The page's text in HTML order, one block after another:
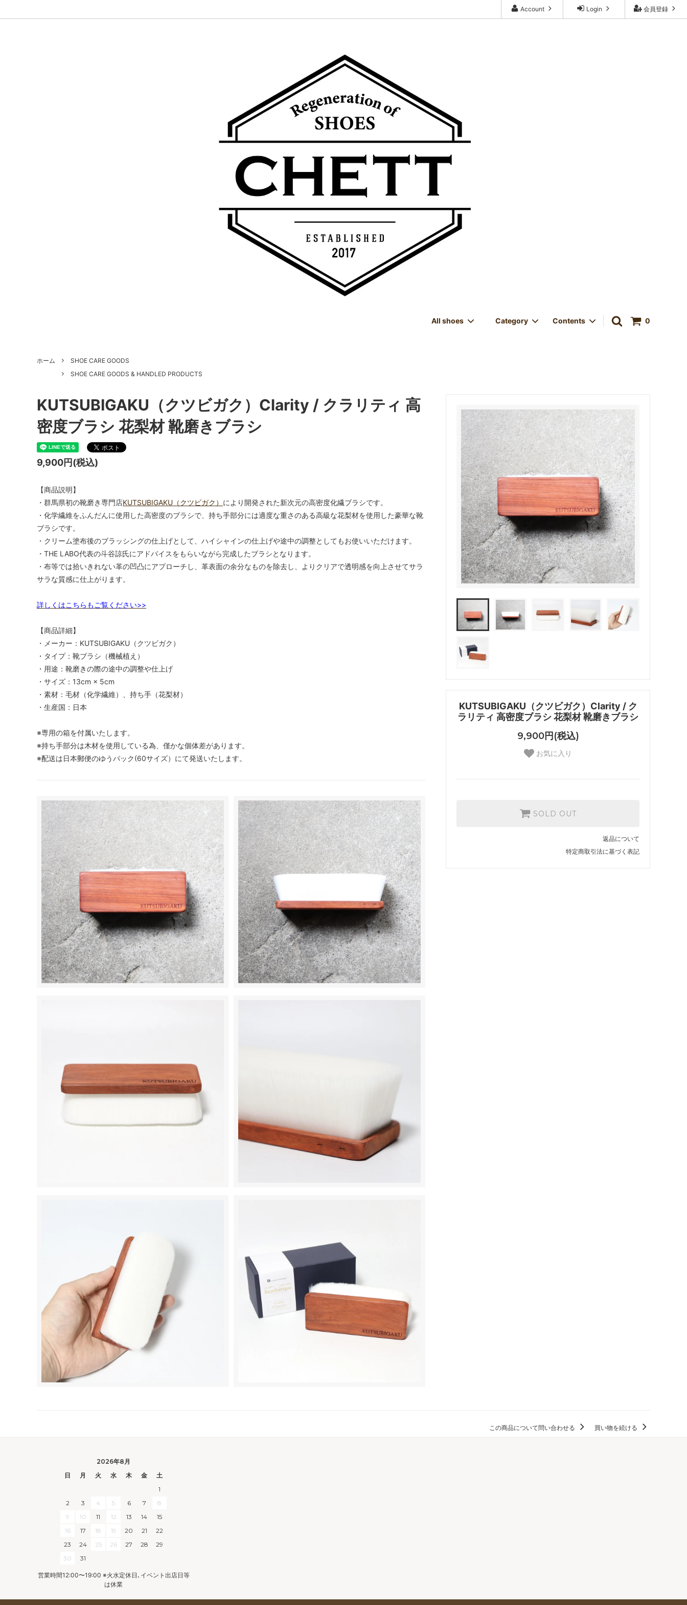
会員登録
Login
Account
0
All shoes
HANDLED PRODUCTS
Category
NEW ARRIVAL
Contents
Shoe Repair Price List - 靴修理料金一
覧
Customer Reviews - お客様の声
Events & Media - イベント出店 & メデ
ホーム
SHOE CARE GOODS
SHOE CARE GOODS & HANDLED PRODUCTS
KUTSUBIGAKU（クツビガク）Clarity / ク
ラリティ 高密度ブラシ 花梨材 靴磨きブラシ
9,900円(税込)
お気に入り
SOLD OUT
返品について
特定商取引法に基づく表記
KUTSUBIGAKU（クツビガク）Clarity / クラリティ 高
密度ブラシ 花梨材 靴磨きブラシ
9,900円(税込)
【商品説明】
・群馬県初の靴磨き専門店KUTSUBIGAKU（クツビガク） により開発された新次元の高密度化繊ブラシです。
・化学繊維をふんだんに使用した高密度のブラシで、持ち手部分には適度な重さのある高級な花梨材を使用した豪華な靴
ブラシです。
・クリーム塗布後のブラッシングの仕上げとして、ハイシャインの仕上げや途中の調整としてもお使いいただけます。
・THE LABO代表の斗谷諒氏にアドバイスをもらいながら完成したブラシとなります。
・布等では拾いきれない革の凹凸にアプローチし、革表面の余分なものを除去し、よりクリアで透明感を向上させてサラ
サラな質感に仕上がります。
詳しくはこちらもご覧ください>>
【商品詳細】
・メーカー：KUTSUBIGAKU（クツビガク）
・タイプ：靴ブラシ（機械植え）
・用途：靴磨きの際の途中の調整や仕上げ
・サイズ：13cm × 5cm
・素材：毛材（化学繊維）、持ち手（花梨材）
・生産国：日本
※専用の箱を付属いたします。
※持ち手部分は木材を使用している為、僅かな個体差があります。
※配送は日本郵便のゆうパック(60サイズ）にて発送いたします。
この商品について問い合わせる 買い物を続ける
2026年8月
日
月 火 水 木 金
土
1
2
3 4 5 6 7
8
9
10 11 12 13 14
15
16
17 18 19 20 21
22
23
24 25 26 27 28
29
30
31
営業時間12:00〜19:00 ※火水定休日､イベント出店日等
は休業